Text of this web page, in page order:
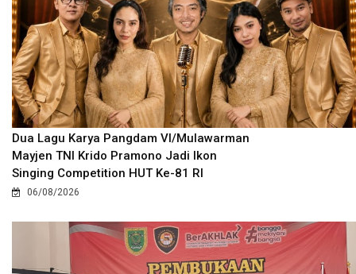
Dua Lagu Karya Pangdam VI/Mulawarman
Mayjen TNI Krido Pramono Jadi Ikon
Singing Competition HUT Ke-81 RI
06/08/2026